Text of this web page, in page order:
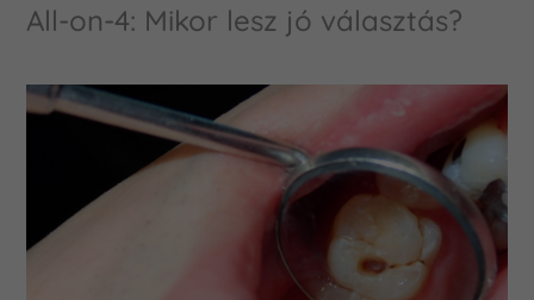
All-on-4: Mikor lesz jó választás?